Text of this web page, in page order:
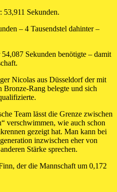
Sekunden.
– 4 Tausendstel dahinter –
Sekunden benötigte – damit
Nicolas aus Düsseldorf der mit
Bronze-Rang belegte und sich
Team lässt die Grenze zwischen
verschwimmen, wie auch schon
gezeigt hat. Man kann bei
inzwischen eher von
Stärke sprechen.
der die Mannschaft um 0,172